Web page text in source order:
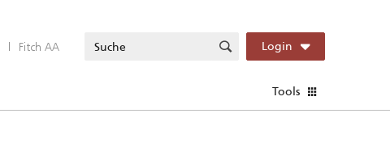
| Fitch AA Login
Tools